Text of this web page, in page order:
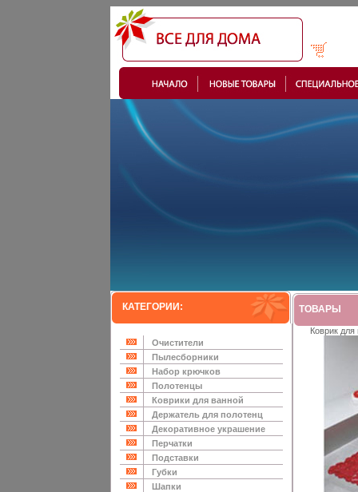
КАТЕГОРИИ:
Очистители
Пылесборники
Набор крючков
Полотенцы
Коврики для ванной
Держатель для полотенц
Декоративное украшение
Перчатки
Подставки
Губки
Шапки
ТОВАРЫ
Коврик